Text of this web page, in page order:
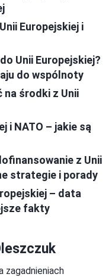
Europejskiej i
Unii Europejskiej?
do wspólnoty
na środki z Unii
i NATO – jakie są
z Unii
strategie i porady
– data
fakty
zagadnieniach